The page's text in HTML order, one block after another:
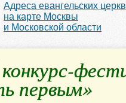
Адреса евангельских
на карте Москвы
и Московской области
первым»